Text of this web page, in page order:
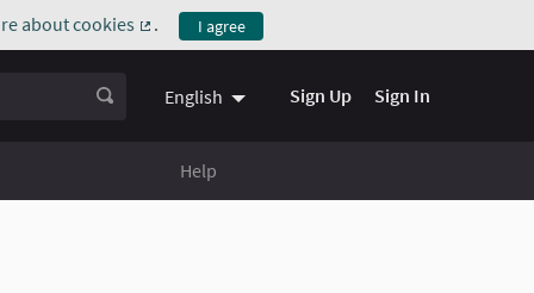
about cookies
(External link)
. I agree
English Sign Up Sign In
Help